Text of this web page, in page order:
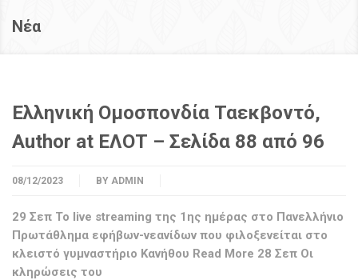
Νέα
Ελληνική Ομοσπονδία Ταεκβοντό,
Author at ΕΛΟΤ – Σελίδα 88 από 96
08/12/2023 BY ADMIN
29 Σεπ To live streaming της 1ης ημέρας στο Πανελλήνιο
Πρωτάθλημα εφήβων-νεανίδων που φιλοξενείται στο
κλειστό γυμναστήριο Κανήθου Read More 28 Σεπ Οι
κληρώσεις του